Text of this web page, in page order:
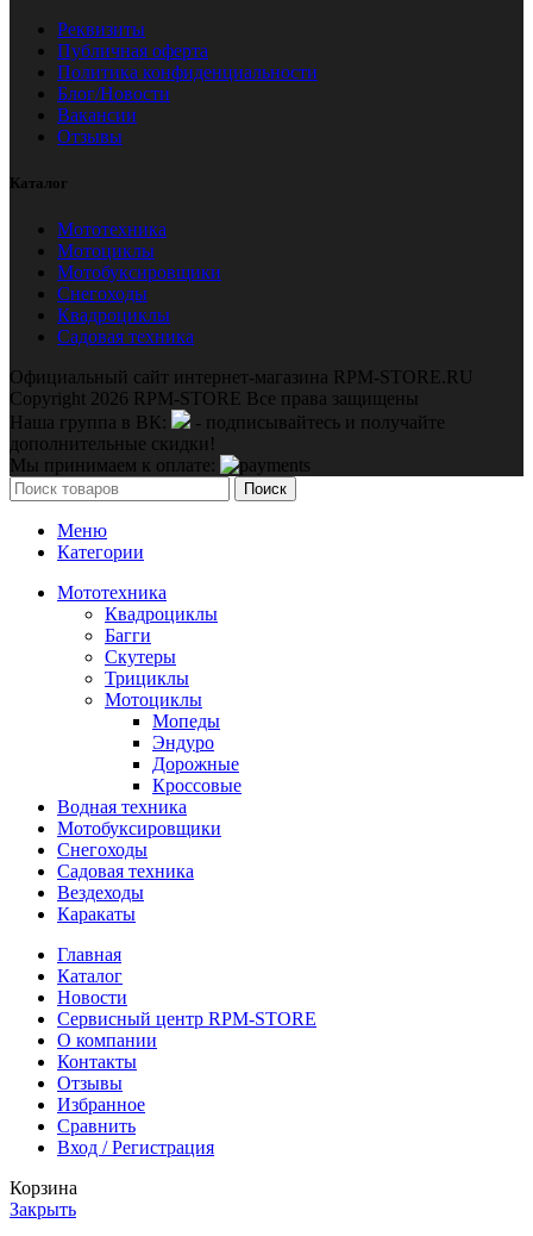
Реквизиты
Публичная оферта
Политика конфиденциальности
Блог/Новости
Вакансии
Отзывы
Каталог
Мототехника
Мотоциклы
Мотобуксировщики
Снегоходы
Квадроциклы
Садовая техника
Официальный сайт интернет-магазина RPM-STORE.RU
Copyright 2026 RPM-STORE Все права защищены
Наша группа в ВК:
- подписывайтесь и получайте
дополнительные скидки!
Мы принимаем к оплате:
Поиск
Меню
Категории
Мототехника
Квадроциклы
Багги
Скутеры
Трициклы
Мотоциклы
Мопеды
Эндуро
Дорожные
Кроссовые
Водная техника
Мотобуксировщики
Снегоходы
Садовая техника
Вездеходы
Каракаты
Главная
Каталог
Новости
Сервисный центр RPM-STORE
О компании
Контакты
Отзывы
Избранное
Сравнить
Вход / Регистрация
Корзина
Закрыть